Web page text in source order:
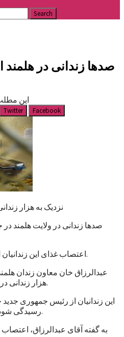
صدها زندانی در
این
Twitter Facebook
نزدیک به هزار
صدها زندانی در ولایت هلمند
اعتصاب غذای این زندانیان امروز وارد چهارمین روزش شد.
عبدالرزاق خان معاون زندان
هزار زندانی در این زندان اعتصاب غذایی کردند.
این زندانیان از رئیس جمهوری جدید
رسیدگی شود و در مجازات شان تخفیف بیاید.
به گفته آقای عبدالرزاق،